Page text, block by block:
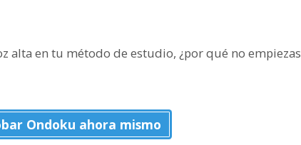
alta en tu método de estudio, ¿por qué no empiezas
Ondoku ahora mismo